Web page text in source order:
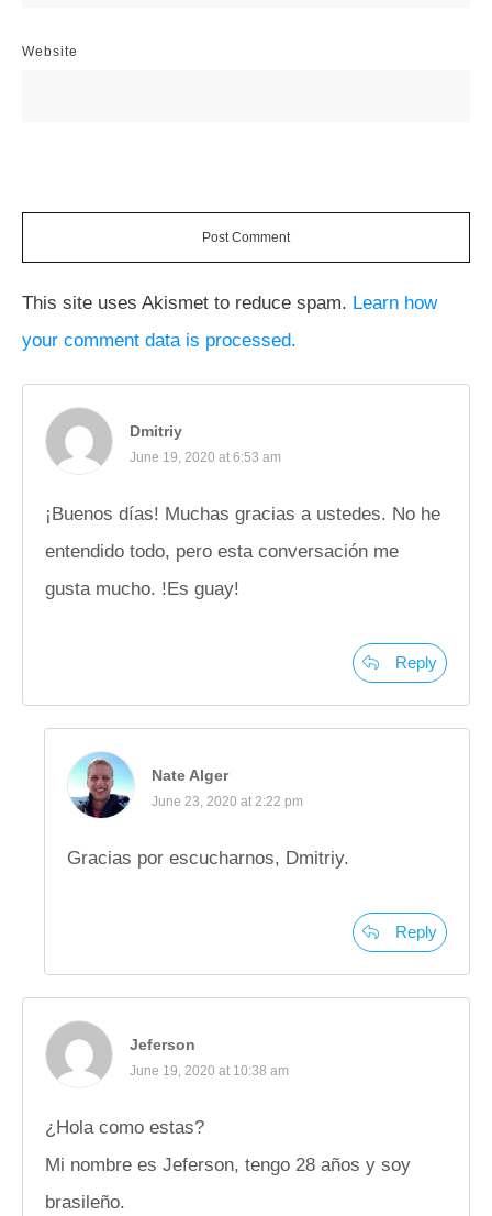
Website
Post Comment
This site uses Akismet to reduce spam. Learn how
your comment data is processed.
Dmitriy
June 19, 2020 at 6:53 am
¡Buenos días! Muchas gracias a ustedes. No he
entendido todo, pero esta conversación me
gusta mucho. !Es guay!
Reply
Nate Alger
June 23, 2020 at 2:22 pm
Gracias por escucharnos, Dmitriy.
Reply
Jeferson
June 19, 2020 at 10:38 am
¿Hola como estas?
Mi nombre es Jeferson, tengo 28 años y soy
brasileño.